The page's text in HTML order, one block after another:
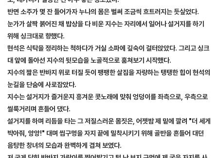
반면 소주가 몇 잔 들어가자 누나의 몸은 벌써 조금씩 흐트러지는 듯싶었다.
눈가가 살짝 붉어진 채 밥상을 다 비운 지수는 자리에서 일어나 설거지를 하기
위해 싱크대로 향했다.
현석은 식탁을 정리하는 척하다가 거실 소파에 깊숙이 걸터앉았다. 그리고 싱크
대 앞에 돌아선 지수의 뒷모습을 노골적으로 훔쳐보기 시작했다.
지수의 짧은 반바지 위로 터질 듯이 팽팽한 살집을 자랑하는 탱탱한 힙이 현석의
눈길을 단숨에 사로잡았다.
지수는 설거지가 즐거운지 흥겨운 콧노래에 맞춰 엉덩이를 좌측으로, 우측으로
씰룩거리며 흔들어 댔다.
설거지를 하며 리듬을 타는 그 저질스러운 몸짓은, 어젯밤 제 밑에 깔려 "더 세게
박아줘, 앙앙!" 대며 씹구멍을 자지 끝에 밀착시키기 위해 골반을 흔들어 대던
음탕한 창녀의 모습과 완벽하게 겹쳐 보였다.